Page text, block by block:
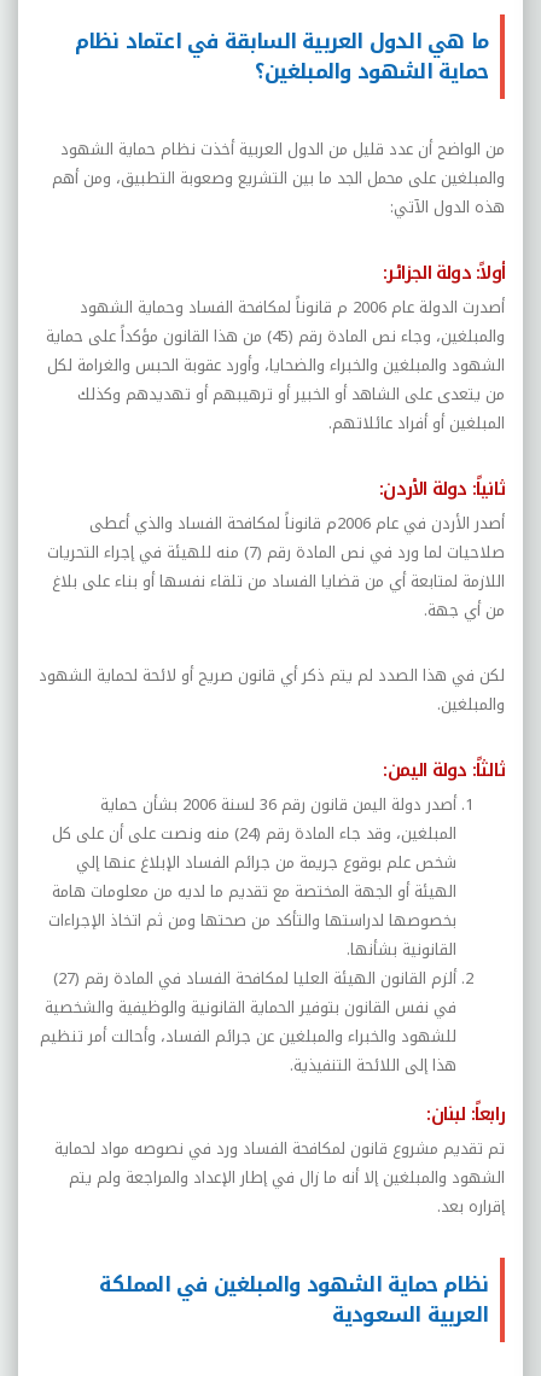
ما هي الدول العربية السابقة في اعتماد نظام
حماية الشهود والمبلغين؟
من الواضح أن عدد قليل من الدول العربية أخذت نظام حماية الشهود
والمبلغين على محمل الجد ما بين التشريع وصعوبة التطبيق، ومن أهم
هذه الدول الآتي:
أولاً: دولة الجزائر:
أصدرت الدولة عام 2006 م قانوناً لمكافحة الفساد وحماية الشهود
والمبلغين، وجاء نص المادة رقم (45) من هذا القانون مؤكداً على حماية
الشهود والمبلغين والخبراء والضحايا، وأورد عقوبة الحبس والغرامة لكل
من يتعدى على الشاهد أو الخبير أو ترهيبهم أو تهديدهم وكذلك
المبلغين أو أفراد عائلاتهم.
ثانياً: دولة الأردن:
أصدر الأردن في عام 2006م قانوناً لمكافحة الفساد والذي أعطى
صلاحيات لما ورد في نص المادة رقم (7) منه للهيئة في إجراء التحريات
اللازمة لمتابعة أي من قضايا الفساد من تلقاء نفسها أو بناء على بلاغ
من أي جهة.
لكن في هذا الصدد لم يتم ذكر أي قانون صريح أو لائحة لحماية الشهود
والمبلغين.
ثالثاً: دولة اليمن:
أصدر دولة اليمن قانون رقم 36 لسنة 2006 بشأن حماية
المبلغين، وقد جاء المادة رقم (24) منه ونصت على أن على كل
شخص علم بوقوع جريمة من جرائم الفساد الإبلاغ عنها إلي
الهيئة أو الجهة المختصة مع تقديم ما لديه من معلومات هامة
بخصوصها لدراستها والتأكد من صحتها ومن ثم اتخاذ الإجراءات
القانونية بشأنها.
ألزم القانون الهيئة العليا لمكافحة الفساد في المادة رقم (27)
في نفس القانون بتوفير الحماية القانونية والوظيفية والشخصية
للشهود والخبراء والمبلغين عن جرائم الفساد، وأحالت أمر تنظيم
هذا إلى اللائحة التنفيذية.
رابعاً: لبنان:
تم تقديم مشروع قانون لمكافحة الفساد ورد في نصوصه مواد لحماية
الشهود والمبلغين إلا أنه ما زال في إطار الإعداد والمراجعة ولم يتم
إقراره بعد.
نظام حماية الشهود والمبلغين في المملكة
العربية السعودية